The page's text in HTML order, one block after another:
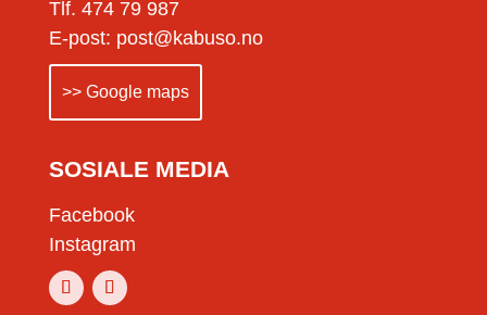
Tlf. 474 79 987
E-post: post@kabuso.no
>> Google maps
SOSIALE MEDIA
Facebook
Instagram